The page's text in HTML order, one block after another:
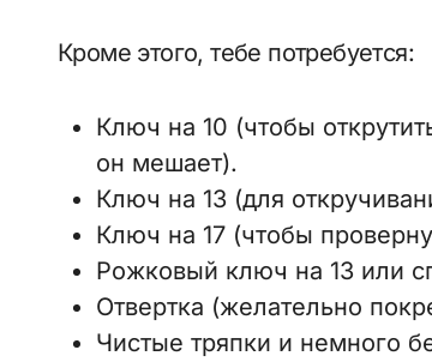
Кроме этого, тебе потребуется:
Ключ на 10 (чтобы
он мешает).
Ключ на 13 (для
Ключ на 17 (чтобы
Рожковый ключ на 13 или
Отвертка (желательно
Чистые тряпки и немного